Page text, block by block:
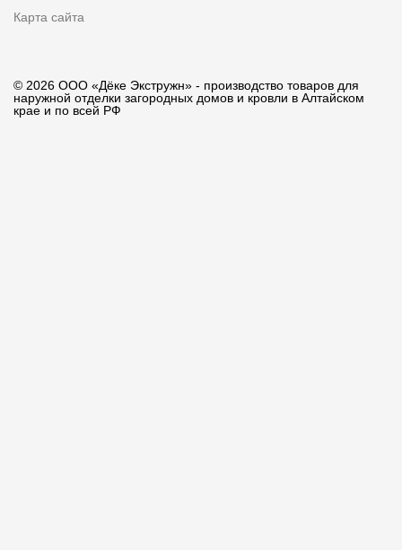
Карта сайта
© 2026 ООО «Дёке Экстружн» - производство товаров для
наружной отделки загородных домов и кровли в Алтайском
крае и по всей РФ